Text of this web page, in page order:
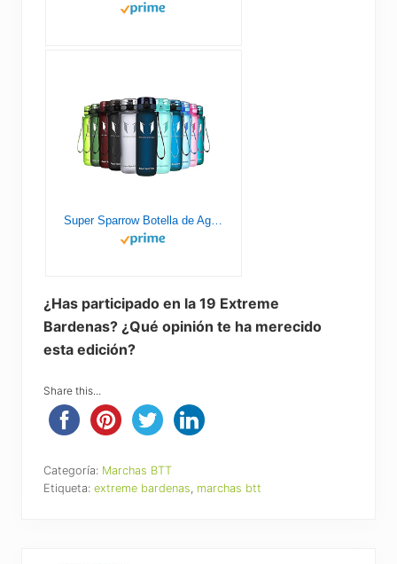
Super Sparrow Botella de Agua Deportiva - 1000ml - Sin BPA
¿Has participado en la 19 Extreme
Bardenas? ¿Qué opinión te ha merecido
esta edición?
Share this...
Categoría: Marchas BTT
Etiqueta: extreme bardenas, marchas btt